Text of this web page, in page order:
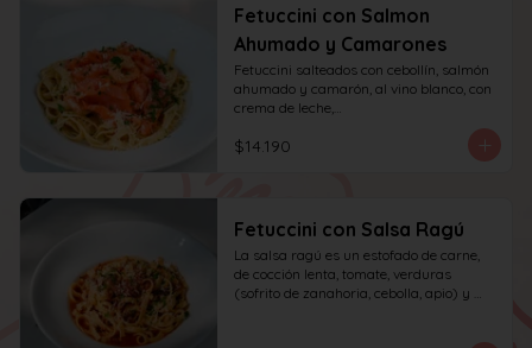
Fetuccini con Salmon
Ahumado y Camarones
Fetuccini salteados con cebollín, salmón
ahumado y camarón, al vino blanco, con
crema de leche,
$14.190
Fetuccini con Salsa Ragú
La salsa ragú es un estofado de carne,
de cocción lenta, tomate, verduras
(sofrito de zanahoria, cebolla, apio) y